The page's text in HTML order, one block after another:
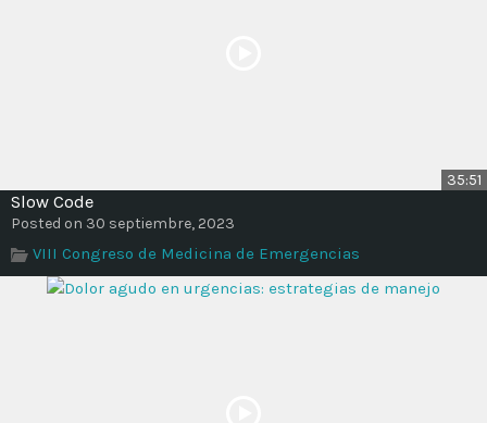
35:51
Slow Code
Posted on 30 septiembre, 2023
VIII Congreso de Medicina de Emergencias